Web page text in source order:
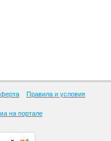
Правила и условия
на портале